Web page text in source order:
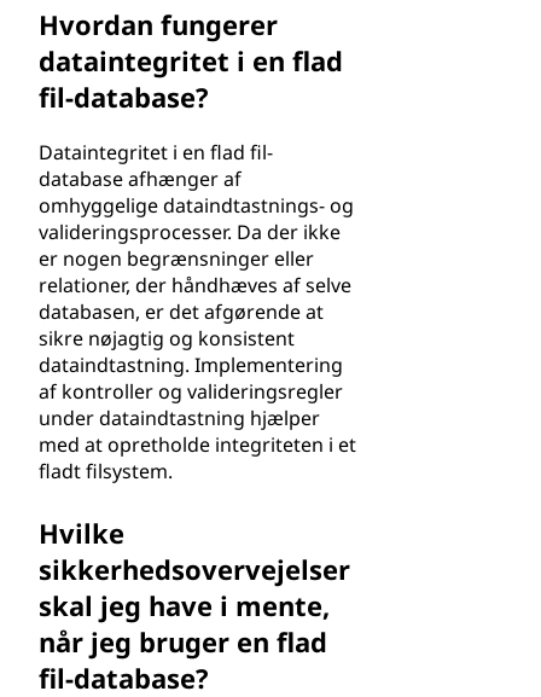
Hvordan fungerer
dataintegritet i en flad
fil-database?
Dataintegritet i en flad fil-
database afhænger af
omhyggelige dataindtastnings- og
valideringsprocesser. Da der ikke
er nogen begrænsninger eller
relationer, der håndhæves af selve
databasen, er det afgørende at
sikre nøjagtig og konsistent
dataindtastning. Implementering
af kontroller og valideringsregler
under dataindtastning hjælper
med at opretholde integriteten i et
fladt filsystem.
Hvilke
sikkerhedsovervejelser
skal jeg have i mente,
når jeg bruger en flad
fil-database?